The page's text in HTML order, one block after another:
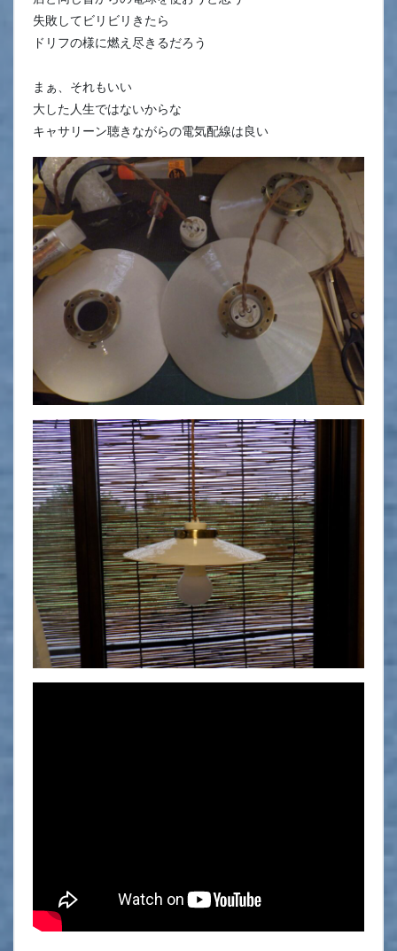
失敗してビリビリきたら
ドリフの様に燃え尽きるだろう
まぁ、それもいい
大した人生ではないからな
キャサリーン聴きながらの電気配線は良い